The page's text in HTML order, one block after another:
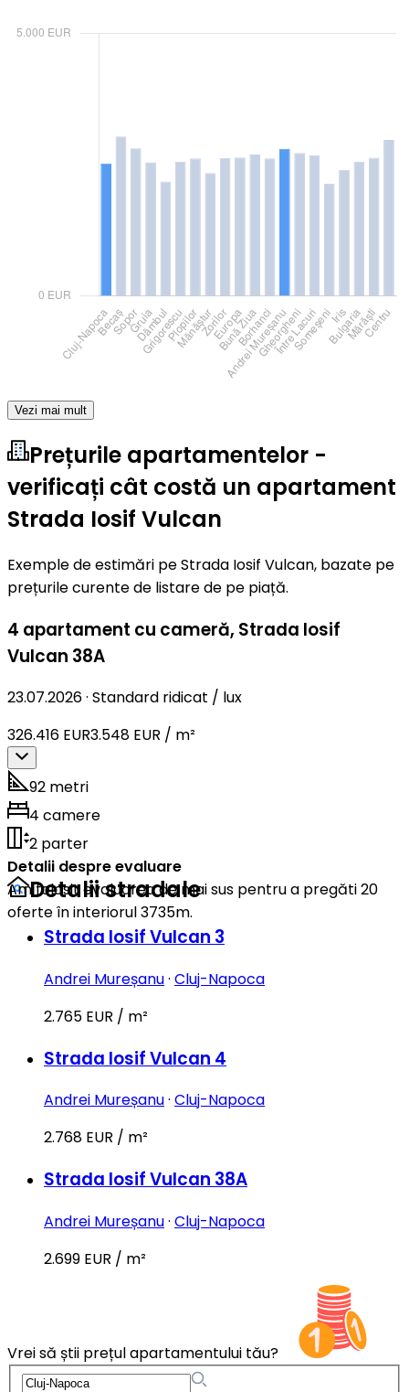
Vezi mai mult
Prețurile apartamentelor -
verificați cât costă un apartament
Strada Iosif Vulcan
Exemple de estimări pe Strada Iosif Vulcan, bazate pe
prețurile curente de listare de pe piață.
4 apartament cu cameră, Strada Iosif
Vulcan 38A
23.07.2026· Standard ridicat / lux
326.416 EUR3.548 EUR / m²
92 metri
4 camere
2 parter
Detalii despre evaluare
Am folosit evaluarea de mai sus pentru a pregăti 20
oferte în interiorul 3735m.
Detalii stradale
Strada Iosif Vulcan 3
Andrei Mureșanu· Cluj-Napoca
2.765 EUR / m²
Strada Iosif Vulcan 4
Andrei Mureșanu· Cluj-Napoca
2.768 EUR / m²
Strada Iosif Vulcan 38A
Andrei Mureșanu· Cluj-Napoca
2.699 EUR / m²
Vrei să știi prețul apartamentului tău?